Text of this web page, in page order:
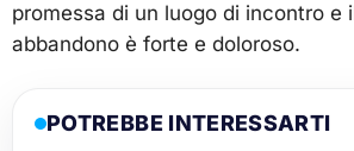
promessa di un luogo di incontro e
abbandono è forte e doloroso.
POTREBBE INTERESSARTI